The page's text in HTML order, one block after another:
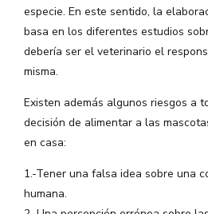
especie. En este sentido, la
basa en los diferentes estudios
debería ser el veterinario el
misma.
Existen además algunos riesgos a
decisión de alimentar a las
en casa:
1.-Tener una falsa idea sobre una
humana.